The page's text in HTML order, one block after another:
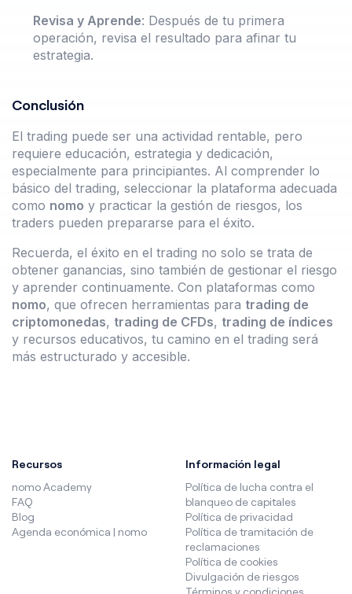
Revisa y Aprende: Después de tu primera
operación, revisa el resultado para afinar tu
estrategia.
Conclusión
El trading puede ser una actividad rentable, pero
requiere educación, estrategia y dedicación,
especialmente para principiantes. Al comprender lo
básico del trading, seleccionar la plataforma adecuada
como nomo y practicar la gestión de riesgos, los
traders pueden prepararse para el éxito.
Recuerda, el éxito en el trading no solo se trata de
obtener ganancias, sino también de gestionar el riesgo
y aprender continuamente. Con plataformas como
nomo, que ofrecen herramientas para trading de
criptomonedas, trading de CFDs, trading de índices
y recursos educativos, tu camino en el trading será
más estructurado y accesible.
Recursos
nomo Academy
FAQ
Blog
Agenda económica | nomo
Información legal
Política de lucha contra el
blanqueo de capitales
Política de privacidad
Política de tramitación de
reclamaciones
Política de cookies
Divulgación de riesgos
Términos y condiciones